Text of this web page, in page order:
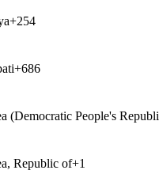
+254
+686
(Democratic People's
Republic of+1